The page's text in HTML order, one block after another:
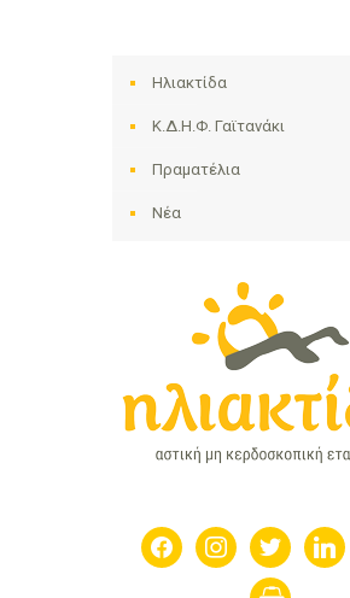
Ηλιακτίδα
Κ.Δ.Η.Φ. Γαϊτανάκι
Πραματέλια
Νέα
facebookinstagramtwitter linkedin
shopping-